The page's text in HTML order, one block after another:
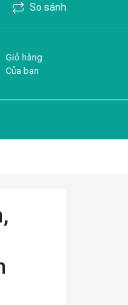
So sánh
Giỏ hàng
Của bạn